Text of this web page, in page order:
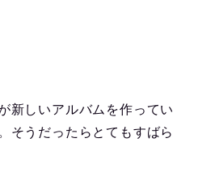
新しいアルバムを作ってい
そうだったらとてもすばら
よくある質問